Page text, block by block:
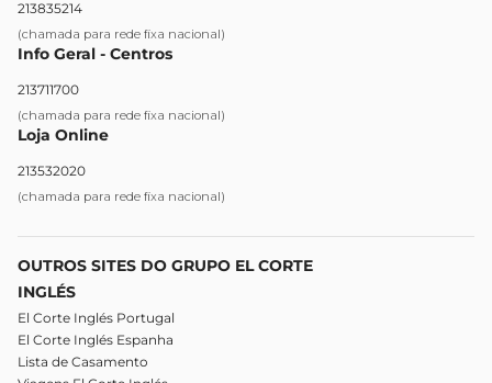
213835214
(chamada para rede fixa nacional)
Info Geral - Centros
213711700
(chamada para rede fixa nacional)
Loja Online
213532020
(chamada para rede fixa nacional)
OUTROS SITES DO GRUPO EL CORTE
INGLÉS
El Corte Inglés Portugal
El Corte Inglés Espanha
Lista de Casamento